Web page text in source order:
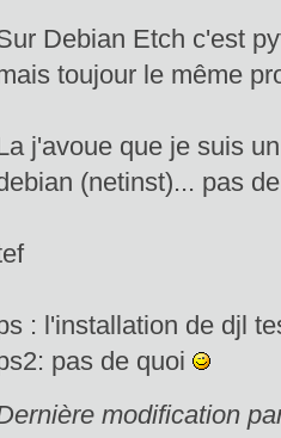
Debian Etch c'est
toujour le même
j'avoue que je suis
(netinst)... pas
: l'installation de djl
pas de quoi
modification